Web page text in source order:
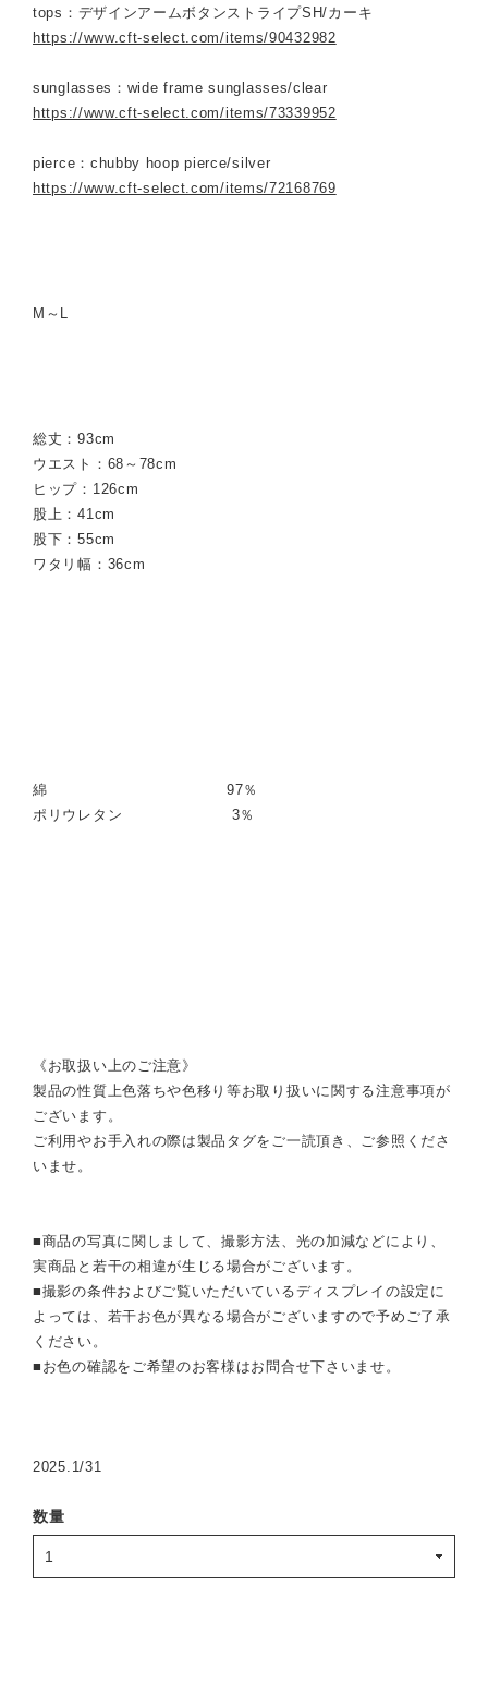
tops：デザインアームボタンストライプSH/カーキ
https://www.cft-select.com/items/90432982
sunglasses：wide frame sunglasses/clear
https://www.cft-select.com/items/73339952
pierce：chubby hoop pierce/silver
https://www.cft-select.com/items/72168769
M～L
総丈：93cm
ウエスト：68～78cm
ヒップ：126cm
股上：41cm
股下：55cm
ワタリ幅：36cm
綿 97％
ポリウレタン 3％
《お取扱い上のご注意》
製品の性質上色落ちや色移り等お取り扱いに関する注意事項が
ございます。
ご利用やお手入れの際は製品タグをご一読頂き、ご参照くださ
いませ。
■商品の写真に関しまして、撮影方法、光の加減などにより、
実商品と若干の相違が生じる場合がございます。
■撮影の条件およびご覧いただいているディスプレイの設定に
よっては、若干お色が異なる場合がございますので予めご了承
ください。
■お色の確認をご希望のお客様はお問合せ下さいませ。
2025.1/31
数量